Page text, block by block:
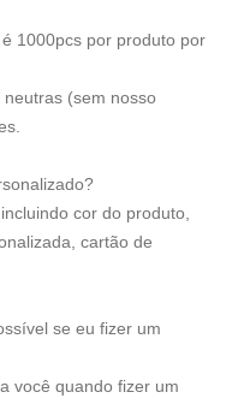
1000pcs por produto por
(sem nosso
cor do produto,
cartão de
se eu fizer um
você quando fizer um